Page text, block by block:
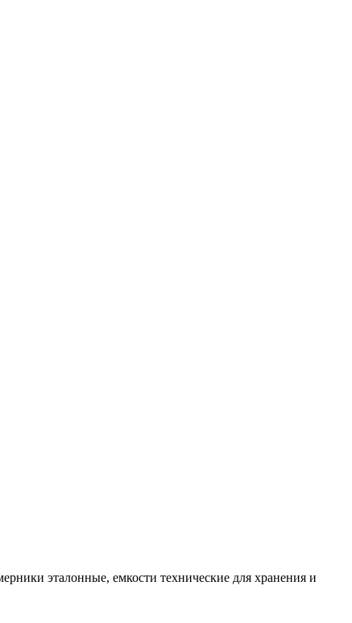
эталонные, емкости технические для хранения и